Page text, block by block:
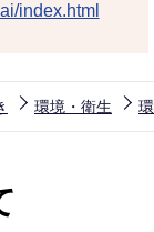
index.html
環境・衛生